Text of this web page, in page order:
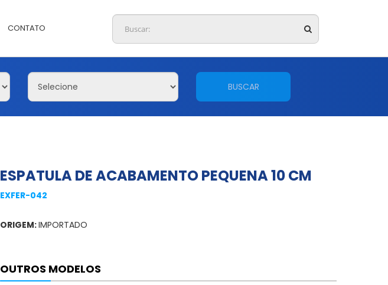
CONTATO
BUSCAR
ESPATULA DE ACABAMENTO PEQUENA 10 CM
EXFER-042
ORIGEM:IMPORTADO
OUTROS MODELOS